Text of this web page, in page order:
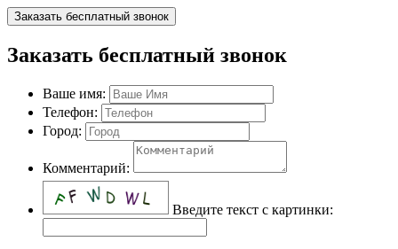
Заказать бесплатный звонок
Заказать бесплатный звонок
Ваше имя:
Телефон:
Город:
Комментарий:
Введите текст с картинки: